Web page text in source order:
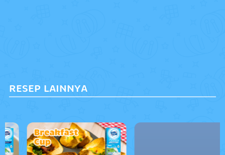
RESEP LAINNYA